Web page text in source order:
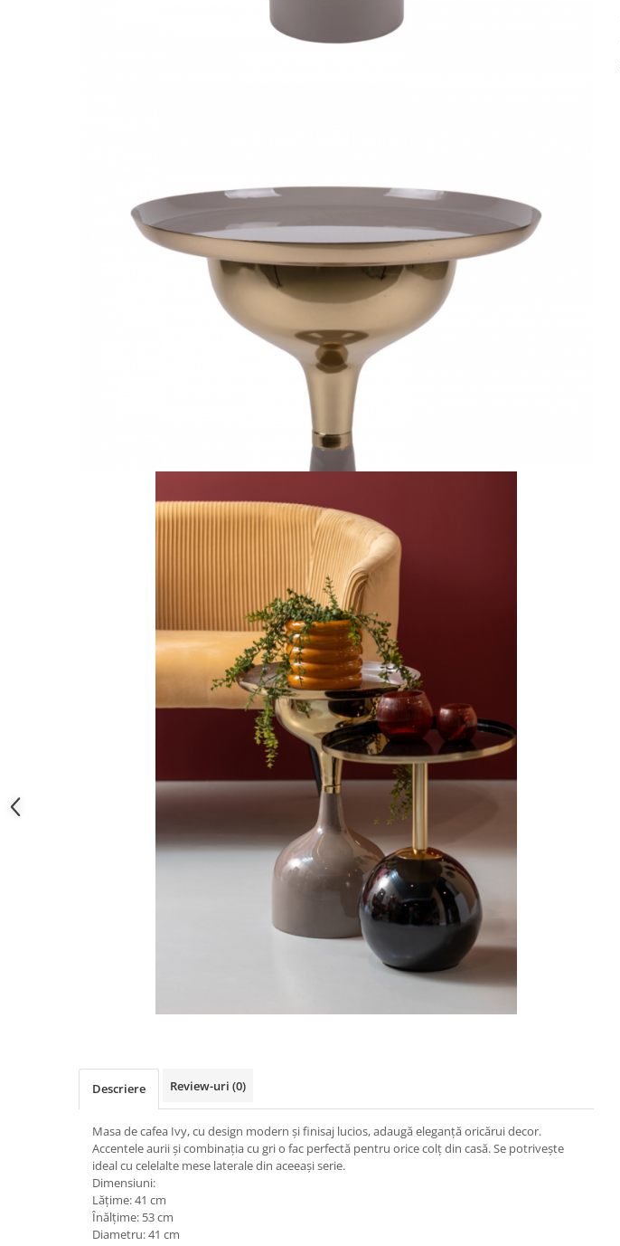
Descriere Review-uri (0)
Masa de cafea Ivy, cu design modern și finisaj lucios, adaugă eleganță oricărui decor.
Accentele aurii și combinația cu gri o fac perfectă pentru orice colț din casă. Se potrivește
ideal cu celelalte mese laterale din aceeași serie.
Dimensiuni:
Lățime: 41 cm
Înălțime: 53 cm
Diametru: 41 cm